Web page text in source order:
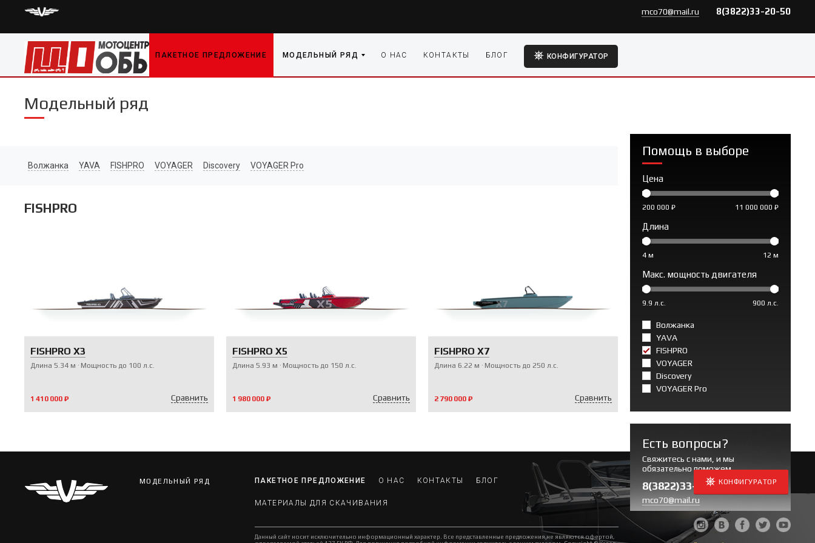
mco70@mail.ru 8(3822)33-20-50
ПАКЕТНОЕ ПРЕДЛОЖЕНИЕ МОДЕЛЬНЫЙ РЯД О НАС КОНТАКТЫ БЛОГ КОНФИГУРАТОР
Модельный ряд
Помощь в выборе
Цена
200 000 ₽ 11 000 000 ₽
Длина
4 м 12 м
Макс. мощность двигателя
9.9 л.с. 900 л.с.
Волжанка
YAVA
FISHPRO
VOYAGER
Discovery
VOYAGER Pro
Есть вопросы?
Свяжитесь с нами, и мы
обязательно поможем
8(3822)33-20-50
mco70@mail.ru
Волжанка YAVA FISHPRO VOYAGER Discovery VOYAGER Pro
FISHPRO
FISHPRO X3
Длина 5.34 м Мощность до 100 л.с.
1 410 000 ₽ Сравнить
FISHPRO X5
Длина 5.93 м Мощность до 150 л.с.
1 980 000 ₽ Сравнить
FISHPRO X7
Длина 6.22 м Мощность до 250 л.с.
2 790 000 ₽ Сравнить
МОДЕЛЬНЫЙ РЯД ПАКЕТНОЕ ПРЕДЛОЖЕНИЕ О НАС КОНТАКТЫ БЛОГ
МАТЕРИАЛЫ ДЛЯ СКАЧИВАНИЯ
Данный сайт носит исключительно информационный характер. Все представленные предложения не являются офертой,
КОНФИГУРАТОР
МЫ В СОЦСЕТЯХ